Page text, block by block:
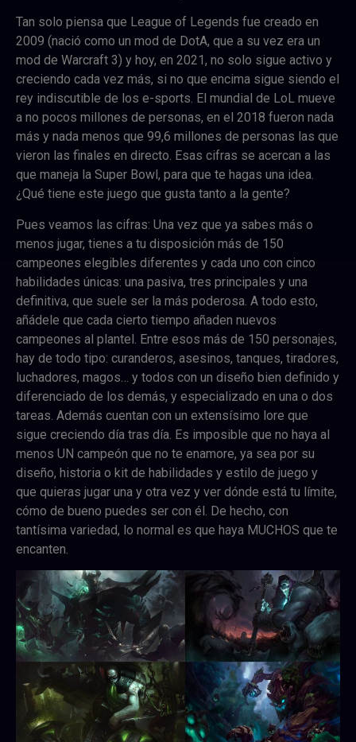
Tan solo piensa que League of Legends fue creado en
2009 (nació como un mod de DotA, que a su vez era un
mod de Warcraft 3) y hoy, en 2021, no solo sigue activo y
creciendo cada vez más, si no que encima sigue siendo el
rey indiscutible de los e-sports. El mundial de LoL mueve
a no pocos millones de personas, en el 2018 fueron nada
más y nada menos que 99,6 millones de personas las que
vieron las finales en directo. Esas cifras se acercan a las
que maneja la Super Bowl, para que te hagas una idea.
¿Qué tiene este juego que gusta tanto a la gente?
Pues veamos las cifras: Una vez que ya sabes más o
menos jugar, tienes a tu disposición más de 150
campeones elegibles diferentes y cada uno con cinco
habilidades únicas: una pasiva, tres principales y una
definitiva, que suele ser la más poderosa. A todo esto,
añádele que cada cierto tiempo añaden nuevos
campeones al plantel. Entre esos más de 150 personajes,
hay de todo tipo: curanderos, asesinos, tanques, tiradores,
luchadores, magos… y todos con un diseño bien definido y
diferenciado de los demás, y especializado en una o dos
tareas. Además cuentan con un extensísimo lore que
sigue creciendo día tras día. Es imposible que no haya al
menos UN campeón que no te enamore, ya sea por su
diseño, historia o kit de habilidades y estilo de juego y
que quieras jugar una y otra vez y ver dónde está tu límite,
cómo de bueno puedes ser con él. De hecho, con
tantísima variedad, lo normal es que haya MUCHOS que te
encanten.